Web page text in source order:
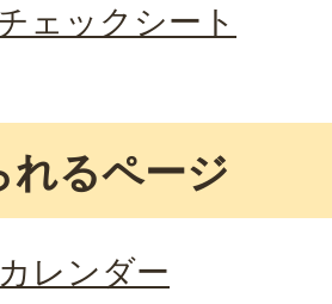
ェックシート
れるページ
レンダー